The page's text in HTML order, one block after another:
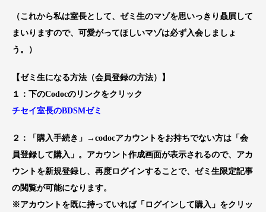
（これから私は室長として、 ゼミ生のマゾを思いっきり贔屓 して
まいりますので、 可愛がってほしいマゾは必ず入会しましょ
う 。）
【ゼミ生になる方法（会員登録の方法）】
１：下のCodocのリンクをクリック
チセイ室長のBDSMゼミ
２：「購入手続き」→codocアカウントをお持ちでない方は「会
員登録して購入」。アカウント作成画面が表示されるので、アカ
ウントを新規登録し、再度ログインすることで、ゼミ生限定記事
の閲覧が可能になります。
※アカウントを既に持っていれば「ログインして購入」をクリッ